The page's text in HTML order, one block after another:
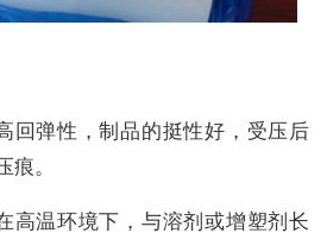
回弹性，制品的挺性好，受压后
。
高温环境下，与溶剂或增塑剂长